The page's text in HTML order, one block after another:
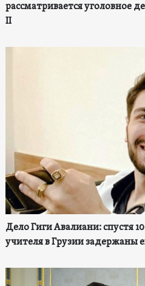
рассматривается уголовное
II
Дело Гиги Авалиани: спустя
учителя в Грузии задержаны